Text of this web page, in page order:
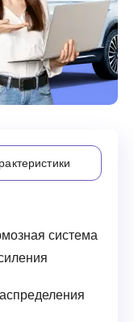
система